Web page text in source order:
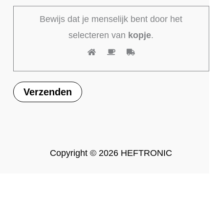
Bewijs dat je menselijk bent door het
selecteren van kopje.
Copyright © 2026 HEFTRONIC